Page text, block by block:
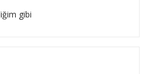
gibi